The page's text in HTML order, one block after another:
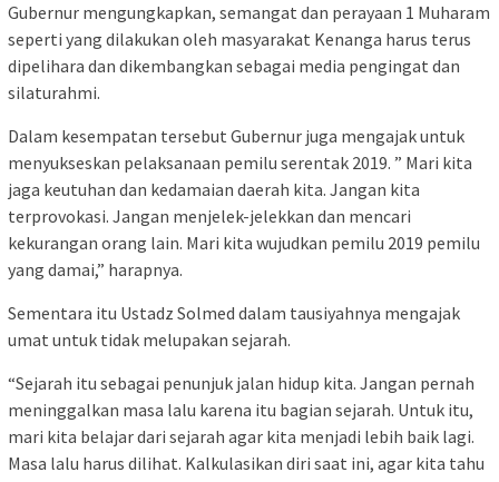
Gubernur mengungkapkan, semangat dan perayaan 1 Muharam
seperti yang dilakukan oleh masyarakat Kenanga harus terus
dipelihara dan dikembangkan sebagai media pengingat dan
silaturahmi.
Dalam kesempatan tersebut Gubernur juga mengajak untuk
menyukseskan pelaksanaan pemilu serentak 2019. ” Mari kita
jaga keutuhan dan kedamaian daerah kita. Jangan kita
terprovokasi. Jangan menjelek-jelekkan dan mencari
kekurangan orang lain. Mari kita wujudkan pemilu 2019 pemilu
yang damai,” harapnya.
Sementara itu Ustadz Solmed dalam tausiyahnya mengajak
umat untuk tidak melupakan sejarah.
“Sejarah itu sebagai penunjuk jalan hidup kita. Jangan pernah
meninggalkan masa lalu karena itu bagian sejarah. Untuk itu,
mari kita belajar dari sejarah agar kita menjadi lebih baik lagi.
Masa lalu harus dilihat. Kalkulasikan diri saat ini, agar kita tahu